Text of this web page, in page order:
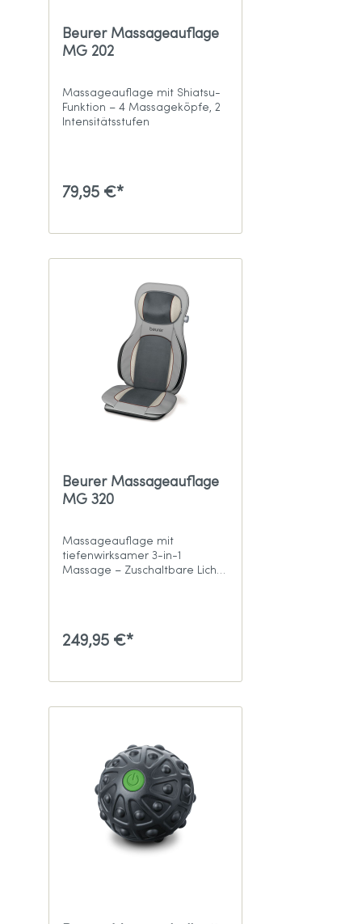
Beurer Massageauflage
MG 202
Massageauflage mit Shiatsu-
Funktion – 4 Massageköpfe, 2
Intensitätsstufen
79,95 €*
Beurer Massageauflage
MG 320
Massageauflage mit
tiefenwirksamer 3-in-1
Massage – Zuschaltbare Licht-
249,95 €*